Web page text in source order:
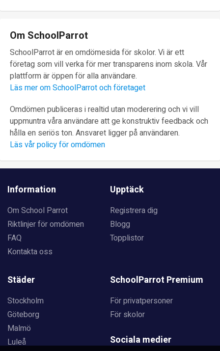
Om SchoolParrot
SchoolParrot är en omdömesida för skolor. Vi är ett
företag som vill verka för mer transparens inom skola. Vår
plattform är öppen för alla användare.
Läs mer om SchoolParrot och företaget
Omdömen publiceras i realtid utan moderering och vi vill
uppmuntra våra användare att ge konstruktiv feedback och
hålla en seriös ton. Ansvaret ligger på användaren.
Läs vår policy för omdömen
Information
Om School Parrot
Riktlinjer för omdömen
FAQ
Kontakta oss
Upptäck
Registrera dig
Blogg
Topplistor
Städer
Stockholm
Göteborg
Malmö
Luleå
SchoolParrot Premium
För privatpersoner
För skolor
Sociala medier